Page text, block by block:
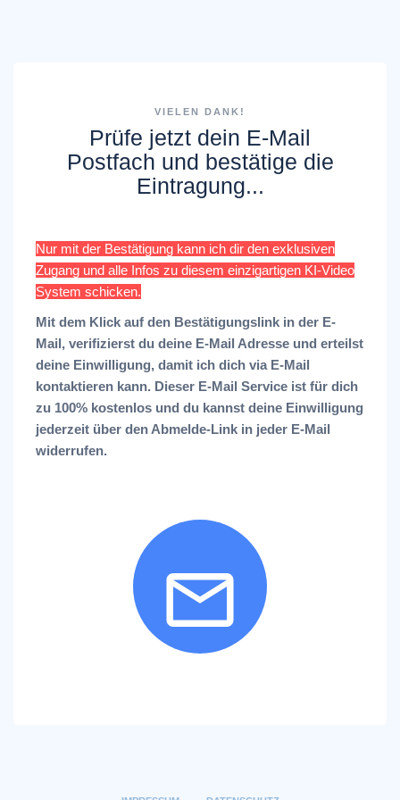
VIELEN DANK!
Prüfe jetzt dein E-Mail
Postfach und bestätige die
Eintragung...
Nur mit der Bestätigung kann ich dir den exklusiven
Zugang und alle Infos zu diesem einzigartigen KI-Video
System schicken.
Mit dem Klick auf den Bestätigungslink in der E-
Mail, verifizierst du deine E-Mail Adresse und erteilst
deine Einwilligung, damit ich dich via E-Mail
kontaktieren kann. Dieser E-Mail Service ist für dich
zu 100% kostenlos und du kannst deine Einwilligung
jederzeit über den Abmelde-Link in jeder E-Mail
widerrufen.